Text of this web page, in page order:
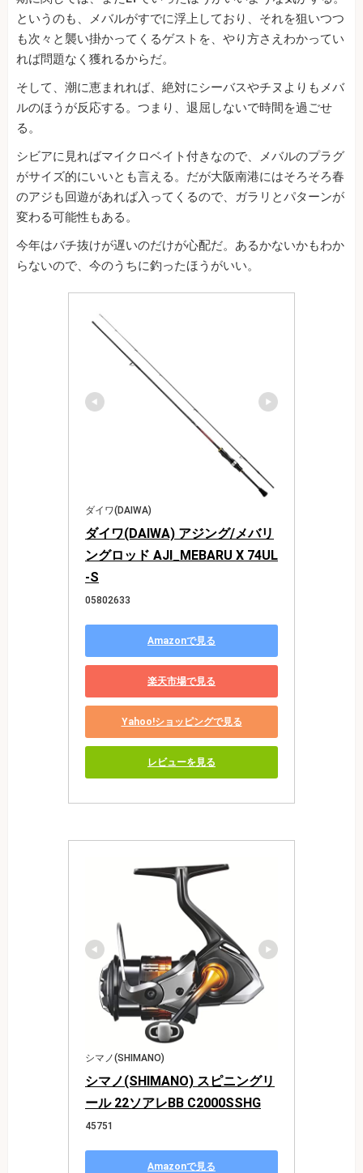
というのも、メバルがすでに浮上しており、それを狙いつつ
も次々と襲い掛かってくるゲストを、やり方さえわかってい
れば問題なく獲れるからだ。
そして、潮に恵まれれば、絶対にシーバスやチヌよりもメバ
ルのほうが反応する。つまり、退屈しないで時間を過ごせ
る。
シビアに見ればマイクロベイト付きなので、メバルのプラグ
がサイズ的にいいとも言える。だが大阪南港にはそろそろ春
のアジも回遊があれば入ってくるので、ガラリとパターンが
変わる可能性もある。
今年はバチ抜けが遅いのだけが心配だ。あるかないかもわか
らないので、今のうちに釣ったほうがいい。
ダイワ(DAIWA)
ダイワ(DAIWA) アジング/メバリ
ングロッド AJI_MEBARU X 74UL
-S
05802633
Amazonで見る
楽天市場で見る
Yahoo!ショッピングで見る
レビューを見る
シマノ(SHIMANO)
シマノ(SHIMANO) スピニングリ
ール 22ソアレBB C2000SSHG
45751
Amazonで見る